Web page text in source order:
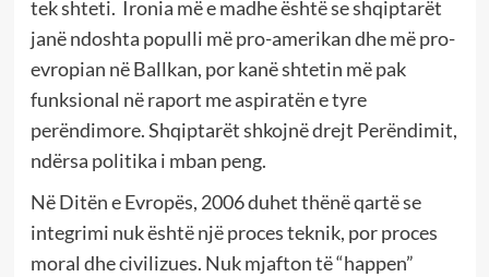
tek shteti. Ironia më e madhe është se shqiptarët
janë ndoshta populli më pro-amerikan dhe më pro-
evropian në Ballkan, por kanë shtetin më pak
funksional në raport me aspiratën e tyre
perëndimore. Shqiptarët shkojnë drejt Perëndimit,
ndërsa politika i mban peng.
Në Ditën e Evropës, 2006 duhet thënë qartë se
integrimi nuk është një proces teknik, por proces
moral dhe civilizues. Nuk mjafton të “happen”